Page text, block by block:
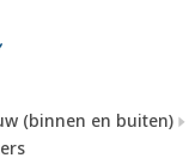
(binnen en buiten)